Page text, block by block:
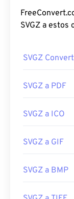
SVGZ a estos
SVGZ
SVGZ a PDF
SVGZ a ICO
SVGZ a GIF
SVGZ a BMP